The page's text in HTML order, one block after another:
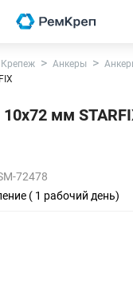
Крепеж Анкеры
мм
72478
( 1 рабочий день)